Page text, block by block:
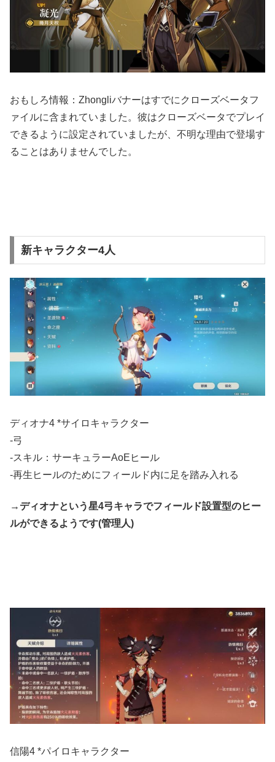
おもしろ情報：Zhongliバナーはすでにクローズベータフ
ァイルに含まれていました。彼はクローズベータでプレイ
できるように設定されていましたが、不明な理由で登場す
ることはありませんでした。
新キャラクター4人
ディオナ4 *サイロキャラクター
-弓
-スキル：サーキュラーAoEヒール
-再生ヒールのためにフィールド内に足を踏み入れる
→ディオナという星4弓キャラでフィールド設置型のヒー
ルができるようです(管理人)
信陽4 *パイロキャラクター